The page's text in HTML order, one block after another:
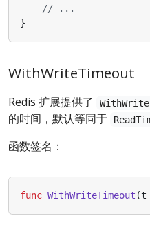
// ...
}
WithWriteTimeout
Redis 扩展提供了
的时间，默认等同于
函数签名：
func WithWriteTimeout (t